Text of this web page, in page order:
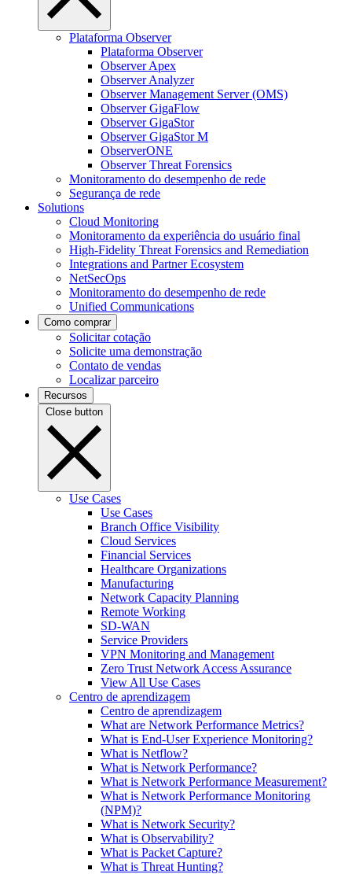
Plataforma Observer
Plataforma Observer
Observer Apex
Observer Analyzer
Observer Management Server (OMS)
Observer GigaFlow
Observer GigaStor
Observer GigaStor M
ObserverONE
Observer Threat Forensics
Monitoramento do desempenho de rede
Segurança de rede
Solutions
Cloud Monitoring
Monitoramento da experiência do usuário final
High-Fidelity Threat Forensics and Remediation
Integrations and Partner Ecosystem
NetSecOps
Monitoramento do desempenho de rede
Unified Communications
Como comprar
Solicitar cotação
Solicite uma demonstração
Contato de vendas
Localizar parceiro
Recursos
Close button
Use Cases
Use Cases
Branch Office Visibility
Cloud Services
Financial Services
Healthcare Organizations
Manufacturing
Network Capacity Planning
Remote Working
SD-WAN
Service Providers
VPN Monitoring and Management
Zero Trust Network Access Assurance
View All Use Cases
Centro de aprendizagem
Centro de aprendizagem
What are Network Performance Metrics?
What is End-User Experience Monitoring?
What is Netflow?
What is Network Performance?
What is Network Performance Measurement?
What is Network Performance Monitoring
(NPM)?
What is Network Security?
What is Observability?
What is Packet Capture?
What is Threat Hunting?